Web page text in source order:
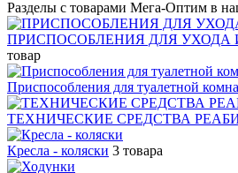
Разделы с товарами Мега-Оптим в
ПРИСПОСОБЛЕНИЯ ДЛЯ
товар
Приспособления для туалетной
ТЕХНИЧЕСКИЕ СРЕДСТВА
Кресла - коляски 3 товара